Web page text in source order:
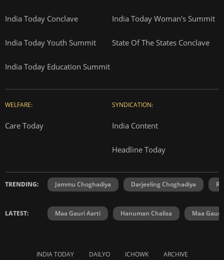
India Today Conclave India Today Woman's Summit
India Today Youth Summit State Of The States Conclave
India Today Education Summit
WELFARE:
Care Today
SYNDICATION:
India Content
Headline Today
TRENDING: Jammu Choghadiya Darjeeling Choghadiya
LATEST: Maa Gauri Aarti Hanuman Chalisa Maa Gauri
INDIA TODAY DAILYO ICHOWK ARCHIVE